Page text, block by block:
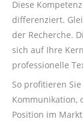
Diese
differenziert.
der Recherche.
sich auf Ihre
professionelle
So profitieren
Kommunikation,
Position im